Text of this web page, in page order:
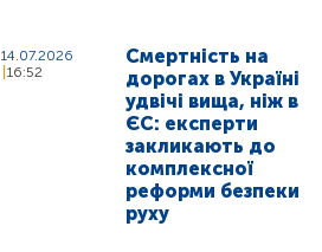
14.07.2026
16:52
Смертність на
дорогах в Україні
удвічі вища, ніж в
ЄС: експерти
закликають до
комплексної
реформи безпеки
руху